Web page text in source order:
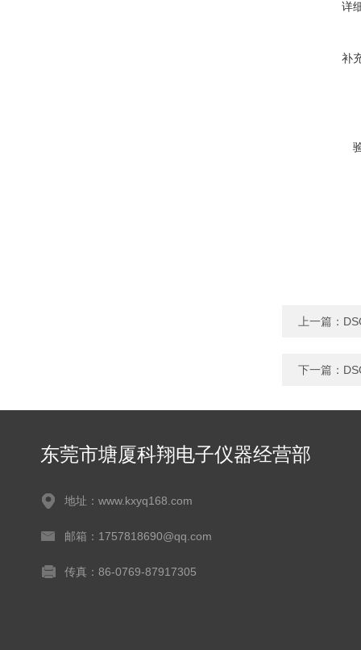
详
补
上一篇：
下一篇：
东莞市塘厦科翔电子仪器经营部
地址：www.kxyq168.com
邮箱：1757818690@qq.com
传真：86-0769-87917305